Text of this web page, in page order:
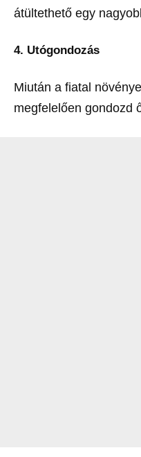
átültethető egy
4. Utógondozás
Miután a fiatal
megfelelően gondozd